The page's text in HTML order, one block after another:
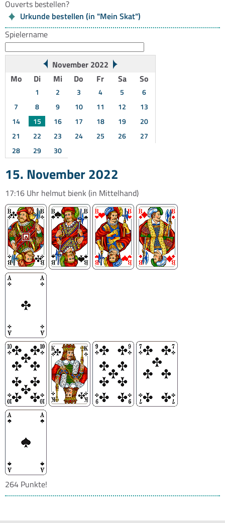
Ouverts bestellen?
Urkunde bestellen (in "Mein Skat")
Spielername
November 2022
Mo
Di Mi Do Fr Sa So
1 2 3 4 5
6
7
8 9 10 11 12
13
14
15 16 17 18 19
20
21
22 23 24 25 26
27
28
29 30
15. November 2022
17:16 Uhr helmut bienk (in Mittelhand)
264 Punkte!